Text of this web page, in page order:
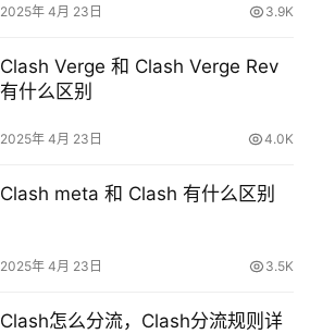
2025年 4月 23日 3.9K
Clash Verge 和 Clash Verge Rev
有什么区别
2025年 4月 23日 4.0K
Clash meta 和 Clash 有什么区别
2025年 4月 23日 3.5K
Clash怎么分流，Clash分流规则详